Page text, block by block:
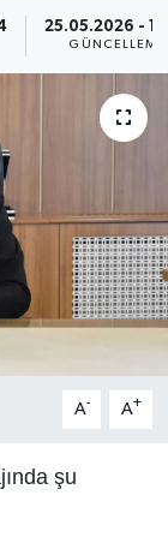
25.05.2026 -
GÜNCELLEME
A- A+
şu